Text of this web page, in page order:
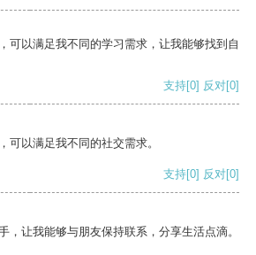
可以满足我不同的学习需求，让我能够找到自
支持[0] 反对[0]
可以满足我不同的社交需求。
支持[0] 反对[0]
，让我能够与朋友保持联系，分享生活点滴。